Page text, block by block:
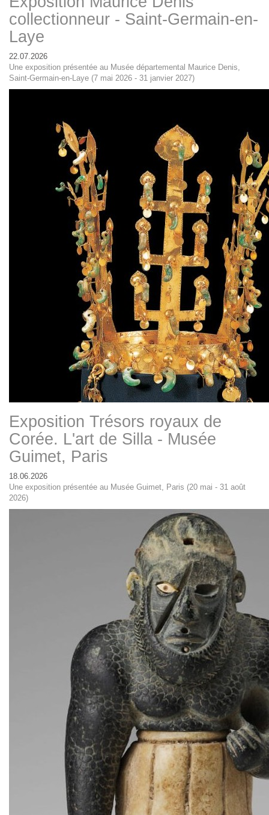
collectionneur - Saint-Germain-en-
Laye
22.07.2026
Une exposition présentée au Musée départemental Maurice Denis,
Saint-Germain-en-Laye (7 mai 2026 - 31 janvier 2027)
Exposition Trésors royaux de
Corée. L'art de Silla - Musée
Guimet, Paris
18.06.2026
Une exposition présentée au Musée Guimet, Paris (20 mai - 31 août
2026)